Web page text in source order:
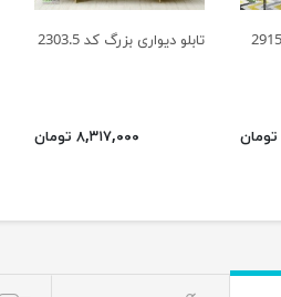
تابلو دیواری بزرگ کد 2303.5
۸,۳۱۷,۰۰۰ تومان